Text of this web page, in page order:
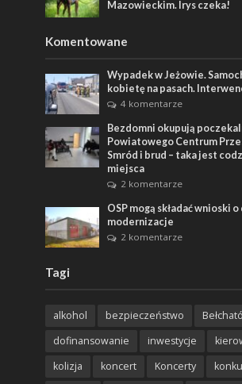
Mazowieckim. Irys czeka!
Komentowane
Wypadek w Jeżowie.
kobietę na pasach.
4 komentarze
Bezdomni okupują
Powiatowego Centrum
Smród i brud – taka jest
miejsca
2 komentarze
OSP mogą składać wnioski
modernizacje
2 komentarze
Tagi
alkohol bezpieczeństwo
dofinansowanie
inwestycje
kolizja
koncert Koncerty